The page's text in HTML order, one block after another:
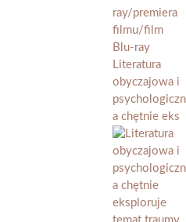
Literatura
obyczajowa i
psychologiczn
a chętnie eks